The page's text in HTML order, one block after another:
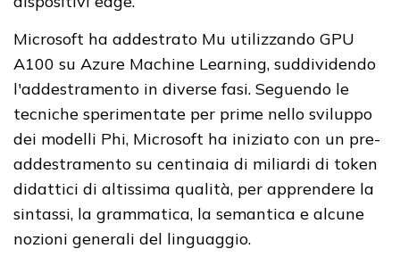
Microsoft ha addestrato Mu utilizzando GPU
A100 su Azure Machine Learning, suddividendo
l'addestramento in diverse fasi. Seguendo le
tecniche sperimentate per prime nello sviluppo
dei modelli Phi, Microsoft ha iniziato con un pre-
addestramento su centinaia di miliardi di token
didattici di altissima qualità, per apprendere la
sintassi, la grammatica, la semantica e alcune
nozioni generali del linguaggio.